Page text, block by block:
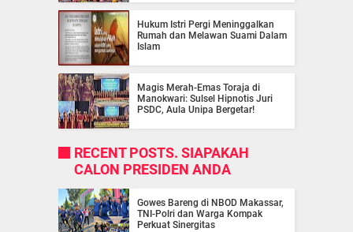
Hukum Istri Pergi Meninggalkan
Rumah dan Melawan Suami Dalam
Islam
Magis Merah-Emas Toraja di
Manokwari: Sulsel Hipnotis Juri
PSDC, Aula Unipa Bergetar!
RECENT POSTS. SIAPAKAH
CALON PRESIDEN ANDA
Gowes Bareng di NBOD Makassar,
TNI-Polri dan Warga Kompak
Perkuat Sinergitas